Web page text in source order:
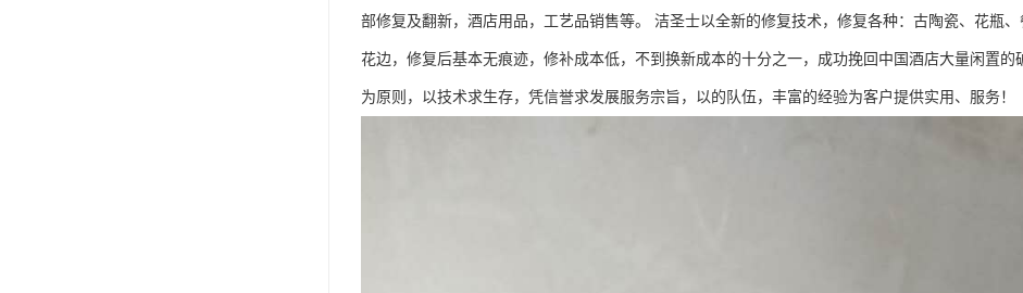
部修复及翻新，酒店用品，工艺品销售等。 洁圣士以全新的修复技术，修复各种：古陶瓷、花瓶
花边，修复后基本无痕迹，修补成本低，不到换新成本的十分之一，成功挽回中国酒店大量闲置
为原则，以技术求生存，凭信誉求发展服务宗旨，以的队伍，丰富的经验为客户提供实用、服务！